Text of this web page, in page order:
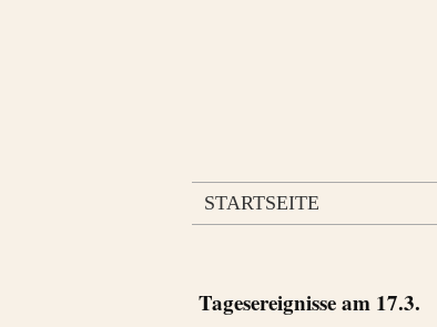
STARTSEITE
Tagesereignisse am 17.3.